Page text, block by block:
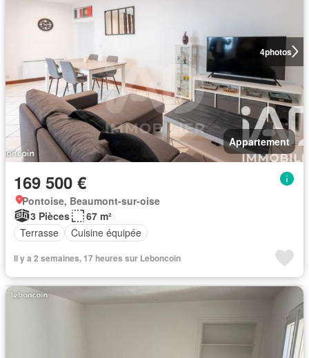
4photos
Appartement
169 500 €
Pontoise, Beaumont-sur-oise
3 Pièces
67 m²
Terrasse
Cuisine équipée
Il y a 2 semaines, 17 heures sur Leboncoin